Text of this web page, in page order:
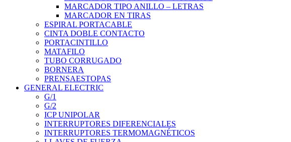
MARCADOR TIPO ANILLO – LETRAS
MARCADOR EN TIRAS
ESPIRAL PORTACABLE
CINTA DOBLE CONTACTO
PORTACINTILLO
MATAFILO
TUBO CORRUGADO
BORNERA
PRENSAESTOPAS
GENERAL ELECTRIC
G/1
G/2
ICP UNIPOLAR
INTERRUPTORES DIFERENCIALES
INTERRUPTORES TERMOMAGNÉTICOS